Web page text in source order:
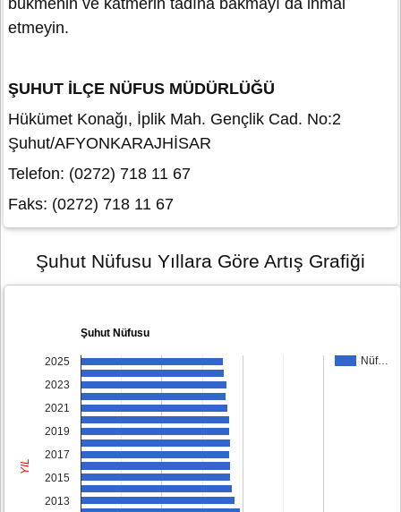
bükmenin ve katmerin tadına bakmayı da ihmal
etmeyin.
ŞUHUT İLÇE NÜFUS MÜDÜRLÜĞÜ
Hükümet Konağı, İplik Mah. Gençlik Cad. No:2
Şuhut/AFYONKARAJHİSAR
Telefon: (0272) 718 11 67
Faks: (0272) 718 11 67
Şuhut Nüfusu Yıllara Göre Artış Grafiği
Şuhut Nüfusu
Nüf…
2025
2023
2021
2019
2017
2015
2013
YIL